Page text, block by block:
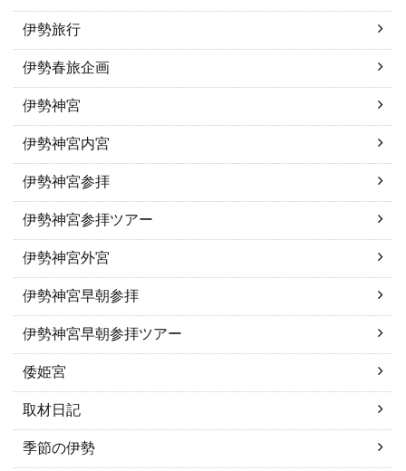
伊勢旅行
伊勢春旅企画
伊勢神宮
伊勢神宮内宮
伊勢神宮参拝
伊勢神宮参拝ツアー
伊勢神宮外宮
伊勢神宮早朝参拝
伊勢神宮早朝参拝ツアー
倭姫宮
取材日記
季節の伊勢